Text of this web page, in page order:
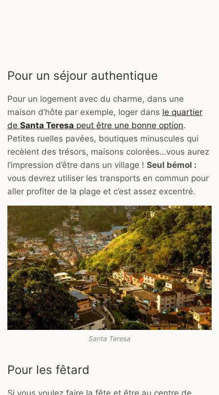
Pour un séjour authentique
Pour un logement avec du charme, dans une
maison d’hôte par exemple, loger dans le quartier
de Santa Teresa peut être une bonne option.
Petites ruelles pavées, boutiques minuscules qui
recèlent des trésors, maisons colorées…vous aurez
l’impression d’être dans un village ! Seul bémol :
vous devrez utiliser les transports en commun pour
aller profiter de la plage et c’est assez excentré.
Santa Teresa
Pour les fêtard
Si vous voulez faire la fête et être au centre de